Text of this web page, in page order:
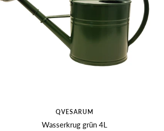
QVESARUM
Wasserkrug grün 4L